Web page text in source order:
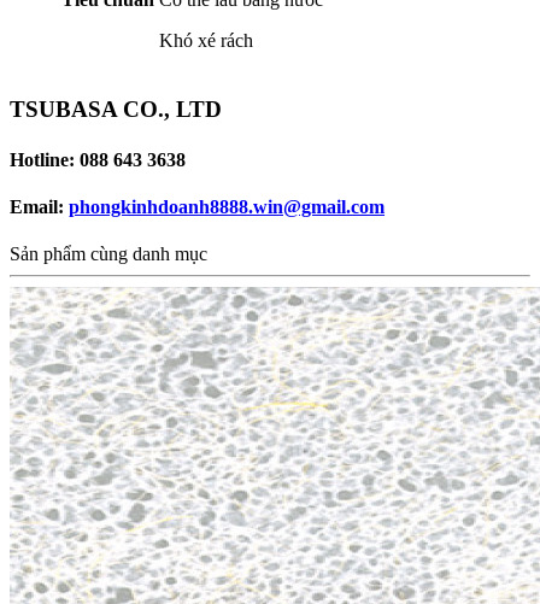
Khó xé rách
TSUBASA CO., LTD
Hotline: 088 643 3638
Email: phongkinhdoanh8888.win@gmail.com
Sản phẩm cùng danh mục